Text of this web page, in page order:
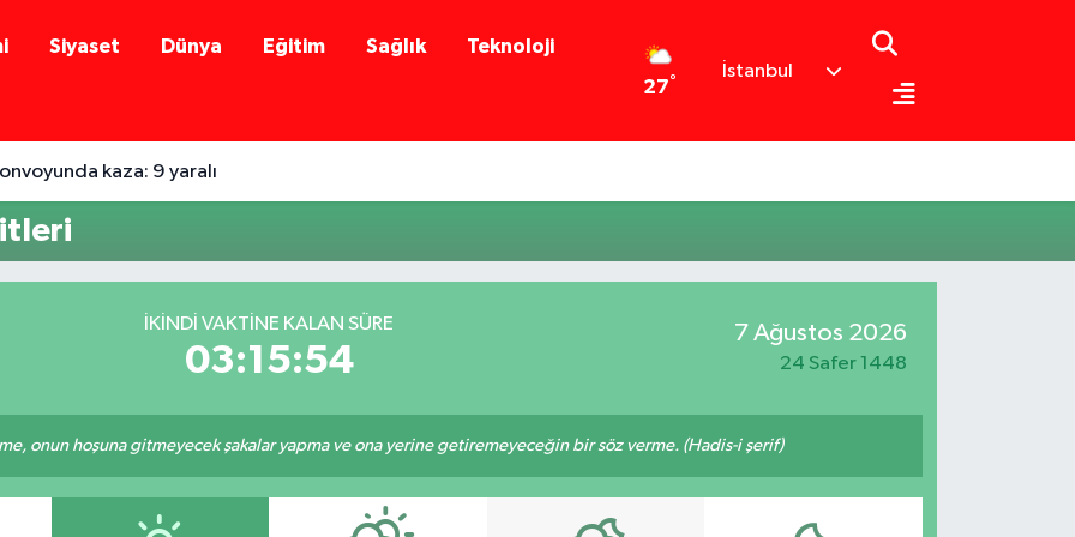
Siyaset Dünya Eğitim Sağlık Teknoloji
27°
İstanbul
kaza: 9 yaralı
İKINDI VAKTINE KALAN SÜRE
03:15:54
7 Ağustos 2026
24 Safer 1448
onun hoşuna gitmeyecek şakalar yapma ve ona yerine getiremeyeceğin bir söz verme. (Hadis-i şerif)